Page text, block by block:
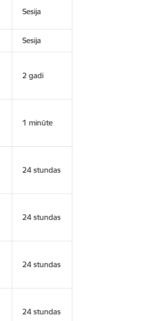
Sesija
Sesija
2 gadi
1 minūte
24 stundas
24 stundas
24 stundas
24 stundas